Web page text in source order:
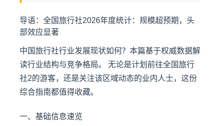
导语：全国旅行社2026年度统计：规模超预期，头
部效应显著
中国旅行社行业发展现状如何？本篇基于权威数据解
读行业结构与竞争格局。 无论是计划前往全国旅行
社2的游客，还是关注该区域动态的业内人士，这份
综合指南都值得收藏。
一、基础信息速览